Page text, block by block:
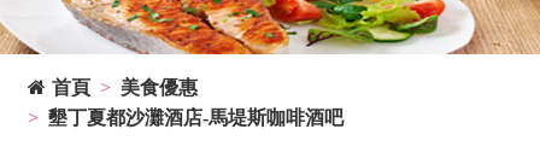
首頁
美食優惠
墾丁夏都沙灘酒店-馬堤斯咖啡酒吧